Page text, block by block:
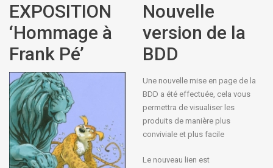
EXPOSITION
‘Hommage à
Frank Pé’
Nouvelle
version de la
BDD
Une nouvelle mise en page de la
BDD a été effectuée, cela vous
permettra de visualiser les
produits de manière plus
conviviale et plus facile
Le nouveau lien est